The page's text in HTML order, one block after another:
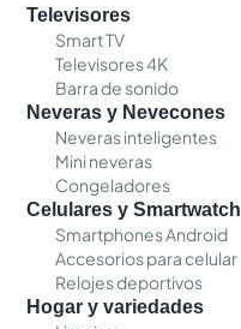
Televisores
Smart TV
Televisores 4K
Barra de sonido
Neveras y Nevecones
Neveras inteligentes
Mini neveras
Congeladores
Celulares y Smartwatch
Smartphones Android
Accesorios para celular
Relojes deportivos
Hogar y variedades